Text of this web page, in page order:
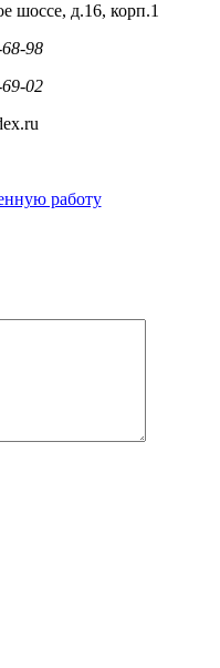
шоссе, д.16, корп.1
98
02
работу